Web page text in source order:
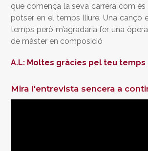
que comença la seva carrera com és
potser en el temps lliure. Una cançó
temps però m’agradaria fer una
de màster en composició
A.L: Moltes gràcies pel teu temps
Mira l'entrevista sencera a